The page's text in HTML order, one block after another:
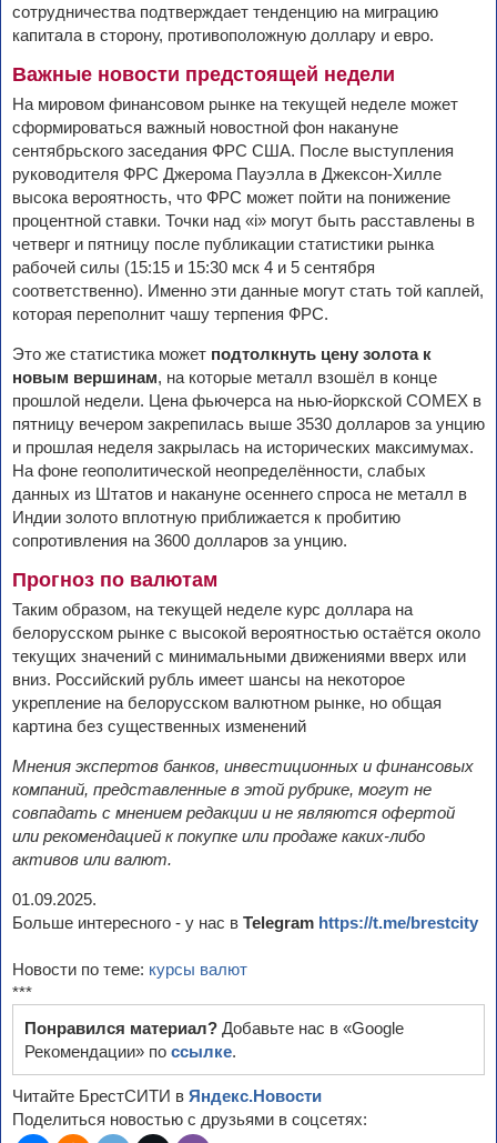
сотрудничества подтверждает тенденцию на миграцию
капитала в сторону, противоположную доллару и евро.
Важные новости предстоящей недели
На мировом финансовом рынке на текущей неделе может
сформироваться важный новостной фон накануне
сентябрьского заседания ФРС США. После выступления
руководителя ФРС Джерома Пауэлла в Джексон-Хилле
высока вероятность, что ФРС может пойти на понижение
процентной ставки. Точки над «i» могут быть расставлены в
четверг и пятницу после публикации статистики рынка
рабочей силы (15:15 и 15:30 мск 4 и 5 сентября
соответственно). Именно эти данные могут стать той каплей,
которая переполнит чашу терпения ФРС.
Это же статистика может подтолкнуть цену золота к
новым вершинам, на которые металл взошёл в конце
прошлой недели. Цена фьючерса на нью-йоркской СОМЕХ в
пятницу вечером закрепилась выше 3530 долларов за унцию
и прошлая неделя закрылась на исторических максимумах.
На фоне геополитической неопределённости, слабых
данных из Штатов и накануне осеннего спроса не металл в
Индии золото вплотную приближается к пробитию
сопротивления на 3600 долларов за унцию.
Прогноз по валютам
Таким образом, на текущей неделе курс доллара на
белорусском рынке с высокой вероятностью остаётся около
текущих значений с минимальными движениями вверх или
вниз. Российский рубль имеет шансы на некоторое
укрепление на белорусском валютном рынке, но общая
картина без существенных изменений
Мнения экспертов банков, инвестиционных и финансовых
компаний, представленные в этой рубрике, могут не
совпадать с мнением редакции и не являются офертой
или рекомендацией к покупке или продаже каких-либо
активов или валют.
01.09.2025.
Больше интересного - у нас в Telegram https://t.me/brestcity
Новости по теме: курсы валют
***
Понравился материал? Добавьте нас в «Google
Рекомендации» по ссылке.
Читайте БрестСИТИ в Яндекс.Новости
Поделиться новостью с друзьями в соцсетях: